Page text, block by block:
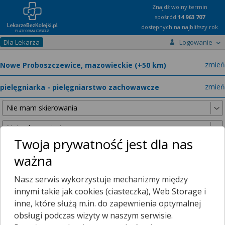
Znajdź wolny termin
spośród 14 963 707
dostępnych na najbliższy rok
Dla Lekarza Logowanie
zmień
zmień
Nie znaleźliśmy żadnych lekarzy w promieniu25 km , dlatego
zwiększyliśmy promień wyszukiwania do
50 km
Twoja prywatność jest dla nas
ważna
Nasz serwis wykorzystuje mechanizmy między
innymi takie jak cookies (ciasteczka), Web Storage i
inne, które służą m.in. do zapewnienia optymalnej
obsługi podczas wizyty w naszym serwisie.